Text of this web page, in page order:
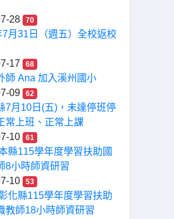
28
70
7月31日（週五）全校返校
17
68
師 Ana 加入溪州國小
09
62
7月10日(五)，未達停班停
常上班、正常上課
10
61
縣115學年度學習扶助國
8小時師資研習
10
53
化縣115學年度學習扶助
教師18小時師資研習